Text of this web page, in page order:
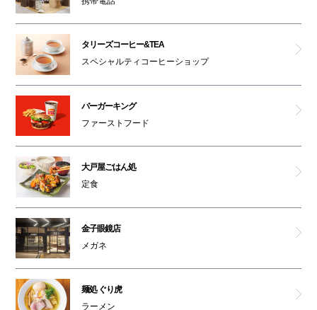
タリーズコーヒー&TEA
スペシャルティコーヒーショップ
バーガーキング
ファーストフード
大戸屋ごはん処
定食
金子眼鏡店
メガネ
麺処 ぐり虎
ラーメン